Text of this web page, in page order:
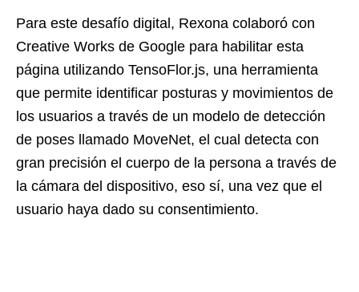
Para este desafío digital, Rexona colaboró con
Creative Works de Google para habilitar esta
página utilizando TensoFlor.js, una herramienta
que permite identificar posturas y movimientos de
los usuarios a través de un modelo de detección
de poses llamado MoveNet, el cual detecta con
gran precisión el cuerpo de la persona a través de
la cámara del dispositivo, eso sí, una vez que el
usuario haya dado su consentimiento.